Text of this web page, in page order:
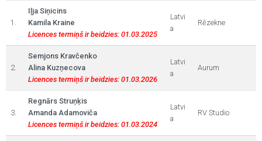
1.
Iļja Siņicins
Kamila Kraine
Licences termiņš ir beidzies: 01.03.2025
Latvi
a
Rēzekne
2.
Semjons Kravčenko
Alina Kuzņecova
Licences termiņš ir beidzies: 01.03.2026
Latvi
a
Aurum
3.
Regnārs Struņķis
Amanda Adamoviča
Licences termiņš ir beidzies: 01.03.2024
Latvi
a
RV Studio